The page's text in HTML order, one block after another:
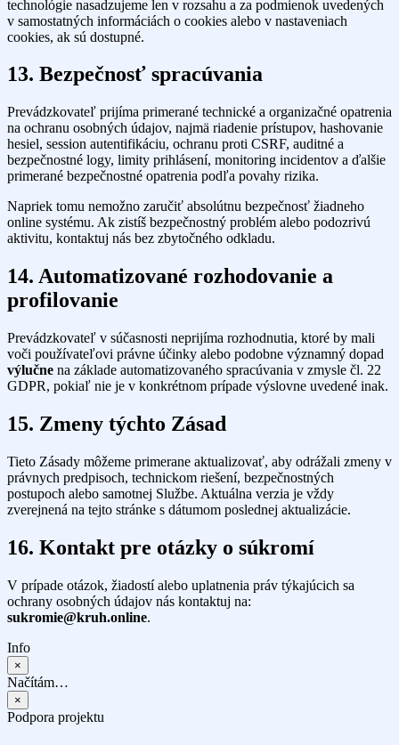
technológie nasadzujeme len v rozsahu a za podmienok uvedených
v samostatných informáciách o cookies alebo v nastaveniach
cookies, ak sú dostupné.
13. Bezpečnosť spracúvania
Prevádzkovateľ prijíma primerané technické a organizačné opatrenia
na ochranu osobných údajov, najmä riadenie prístupov, hashovanie
hesiel, session autentifikáciu, ochranu proti CSRF, auditné a
bezpečnostné logy, limity prihlásení, monitoring incidentov a ďalšie
primerané bezpečnostné opatrenia podľa povahy rizika.
Napriek tomu nemožno zaručiť absolútnu bezpečnosť žiadneho
online systému. Ak zistíš bezpečnostný problém alebo podozrivú
aktivitu, kontaktuj nás bez zbytočného odkladu.
14. Automatizované rozhodovanie a
profilovanie
Prevádzkovateľ v súčasnosti neprijíma rozhodnutia, ktoré by mali
voči používateľovi právne účinky alebo podobne významný dopad
výlučne na základe automatizovaného spracúvania v zmysle čl. 22
GDPR, pokiaľ nie je v konkrétnom prípade výslovne uvedené inak.
15. Zmeny týchto Zásad
Tieto Zásady môžeme primerane aktualizovať, aby odrážali zmeny v
právnych predpisoch, technickom riešení, bezpečnostných
postupoch alebo samotnej Službe. Aktuálna verzia je vždy
zverejnená na tejto stránke s dátumom poslednej aktualizácie.
16. Kontakt pre otázky o súkromí
V prípade otázok, žiadostí alebo uplatnenia práv týkajúcich sa
ochrany osobných údajov nás kontaktuj na:
sukromie@kruh.online.
Info
×
Načítám…
×
Podpora projektu